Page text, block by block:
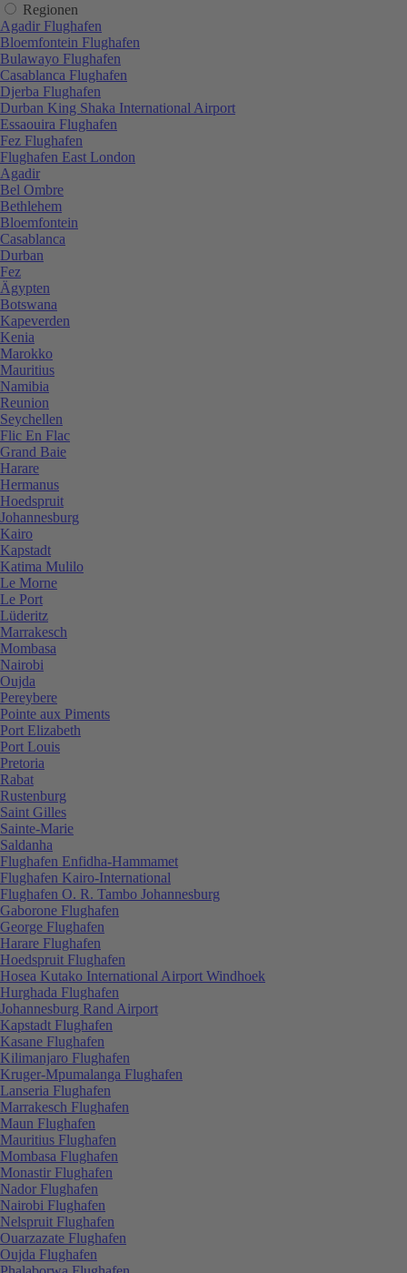
Regionen
Agadir Flughafen
Bloemfontein Flughafen
Bulawayo Flughafen
Casablanca Flughafen
Djerba Flughafen
Durban King Shaka International Airport
Essaouira Flughafen
Fez Flughafen
Flughafen East London
Agadir
Bel Ombre
Bethlehem
Bloemfontein
Casablanca
Durban
Fez
Ägypten
Botswana
Kapeverden
Kenia
Marokko
Mauritius
Namibia
Reunion
Seychellen
Flic En Flac
Grand Baie
Harare
Hermanus
Hoedspruit
Johannesburg
Kairo
Kapstadt
Katima Mulilo
Le Morne
Le Port
Lüderitz
Marrakesch
Mombasa
Nairobi
Oujda
Pereybere
Pointe aux Piments
Port Elizabeth
Port Louis
Pretoria
Rabat
Rustenburg
Saint Gilles
Sainte-Marie
Saldanha
Flughafen Enfidha-Hammamet
Flughafen Kairo-International
Flughafen O. R. Tambo Johannesburg
Gaborone Flughafen
George Flughafen
Harare Flughafen
Hoedspruit Flughafen
Hosea Kutako International Airport Windhoek
Hurghada Flughafen
Johannesburg Rand Airport
Kapstadt Flughafen
Kasane Flughafen
Kilimanjaro Flughafen
Kruger-Mpumalanga Flughafen
Lanseria Flughafen
Marrakesch Flughafen
Maun Flughafen
Mauritius Flughafen
Mombasa Flughafen
Monastir Flughafen
Nador Flughafen
Nairobi Flughafen
Nelspruit Flughafen
Ouarzazate Flughafen
Oujda Flughafen